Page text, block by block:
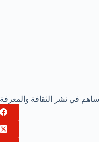
ساهم في نشر الثقافة والمعرفة